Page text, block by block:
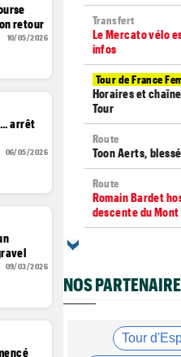
retour
10/05/2026
arrêt
06/05/2026
09/03/2026
Transfert
Le Mercato vélo
infos
Tour de France
Horaires et
Tour
Route
Toon Aerts,
Route
Romain Bardet
descente du
Média
Cyclism’Actu
Tour d'Espagne
NOS
Tour